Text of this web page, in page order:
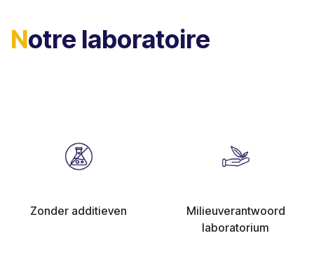
Notre laboratoire
Zonder additieven
Milieuverantwoord
laboratorium